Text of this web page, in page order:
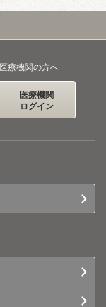
医療機関の方へ
医療機関
ログイン